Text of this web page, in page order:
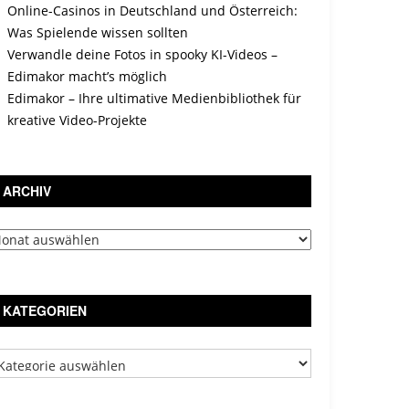
Online-Casinos in Deutschland und Österreich:
Was Spielende wissen sollten
Verwandle deine Fotos in spooky KI-Videos –
Edimakor macht’s möglich
Edimakor – Ihre ultimative Medienbibliothek für
kreative Video-Projekte
ARCHIV
KATEGORIEN